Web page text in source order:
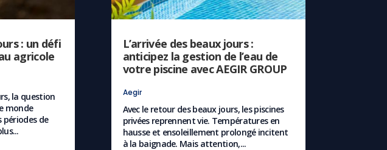
: un défi
agricole
la question
monde
périodes de
L’arrivée des beaux jours :
anticipez la gestion de l’eau de
votre piscine avec AEGIR GROUP
Aegir
Avec le retour des beaux jours, les piscines
privées reprennent vie. Températures en
hausse et ensoleillement prolongé incitent
à la baignade. Mais attention,...